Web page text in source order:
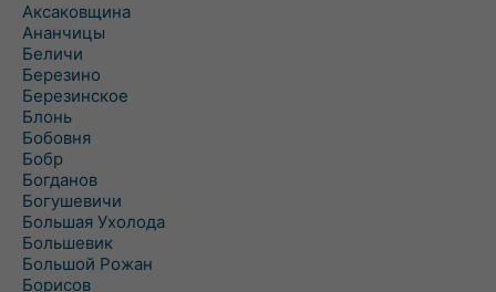
Аксаковщина
Ананчицы
Беличи
Березино
Березинское
Блонь
Бобовня
Бобр
Богданов
Богушевичи
Большая Ухолода
Большевик
Большой Рожан
Борисов